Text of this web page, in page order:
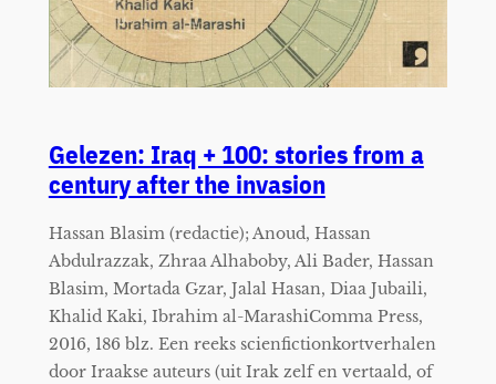
Gelezen: Iraq + 100: stories from a
century after the invasion
Hassan Blasim (redactie); Anoud, Hassan
Abdulrazzak, Zhraa Alhaboby, Ali Bader, Hassan
Blasim, Mortada Gzar, Jalal Hasan, Diaa Jubaili,
Khalid Kaki, Ibrahim al-MarashiComma Press,
2016, 186 blz. Een reeks scienfictionkortverhalen
door Iraakse auteurs (uit Irak zelf en vertaald, of